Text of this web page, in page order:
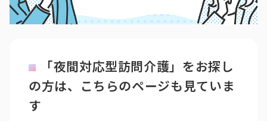
「夜間対応型訪問介護」をお探し
の方は、こちらのページも見ていま
す